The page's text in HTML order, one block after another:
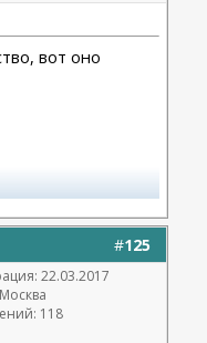
вот оно
#125
22.03.2017
118